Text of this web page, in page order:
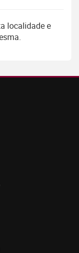
localidade e